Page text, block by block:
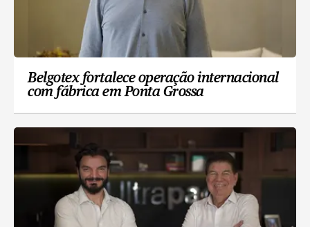
Belgotex fortalece operação internacional
com fábrica em Ponta Grossa